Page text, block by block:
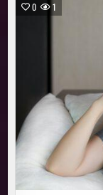
0 1